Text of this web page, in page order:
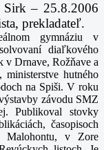
Sirk – 25.8.2006
prekladateľ.
gymnáziu v
diaľkového
v Drnave, Rožňave a
hutného
na Spiši. V roku
závodu SMZ
Publikoval stovky
časopisoch
Malohontu, v Zore